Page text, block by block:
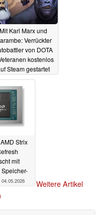
Mit Karl Marx und
Verrückter
von DOTA
kostenlos
Steam gestartet
Strix
mit
04.05.2026
Weitere Artikel